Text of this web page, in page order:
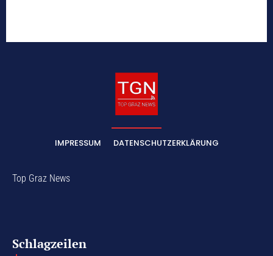
IMPRESSUM DATENSCHUTZERKLÄRUNG
Top Graz News
Schlagzeilen